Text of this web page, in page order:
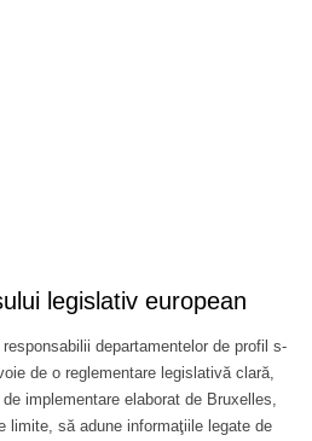
legislativ european
departamentelor de profil s-
de o reglementare legislativă clară,
implementare elaborat de Bruxelles,
limite, să adune informaţiile legate de